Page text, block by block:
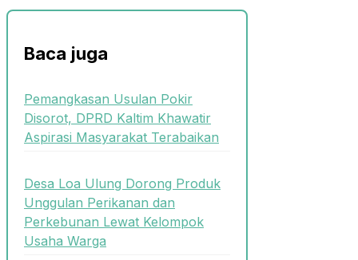
Baca juga
Pemangkasan Usulan Pokir
Disorot, DPRD Kaltim Khawatir
Aspirasi Masyarakat Terabaikan
Desa Loa Ulung Dorong Produk
Unggulan Perikanan dan
Perkebunan Lewat Kelompok
Usaha Warga